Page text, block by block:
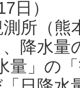
日）
所（熊
降水
量」の